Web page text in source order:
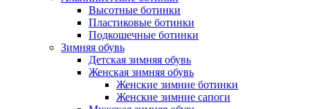
Высотные ботинки
Пластиковые ботинки
Подкошечные ботинки
Зимняя обувь
Детская зимняя обувь
Женская зимняя обувь
Женские зимние ботинки
Женские зимние сапоги